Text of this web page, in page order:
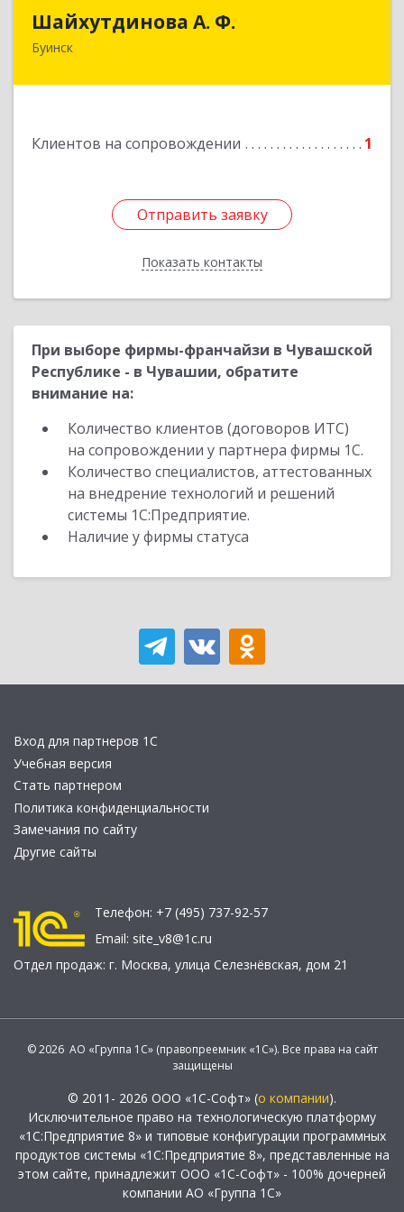
Шайхутдинова А. Ф.
Буинск
Клиентов на сопровождении 1
Отправить заявку
Показать контакты
Отправить заявку
Назад
При выборе фирмы-франчайзи в Чувашской
Республике - в Чувашии, обратите
внимание на:
Количество клиентов (договоров ИТС)
на сопровождении у партнера фирмы 1С.
Количество специалистов, аттестованных
на внедрение технологий и решений
системы 1С:Предприятие.
Наличие у фирмы статуса
Вход для партнеров 1С
Учебная версия
Стать партнером
Политика конфиденциальности
Замечания по сайту
Другие сайты
Телефон: +7 (495) 737-92-57
Email: site_v8@1c.ru
Отдел продаж: г. Москва, улица Селезнёвская, дом 21
© 2026 АО «Группа 1С» (правопреемник «1С»). Все права на сайт
защищены
© 2011- 2026 ООО «1С-Софт» (о компании).
Исключительное право на технологическую платформу
«1С:Предприятие 8» и типовые конфигурации программных
продуктов системы «1С:Предприятие 8», представленные на
этом сайте, принадлежит ООО «1С-Софт» - 100% дочерней
компании АО «Группа 1С»